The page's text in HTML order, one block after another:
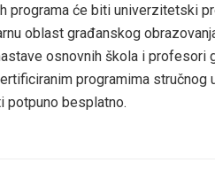
programa će biti univerzitetski
oblast građanskog
osnovnih škola i profesori
programima stručnog
potpuno besplatno.